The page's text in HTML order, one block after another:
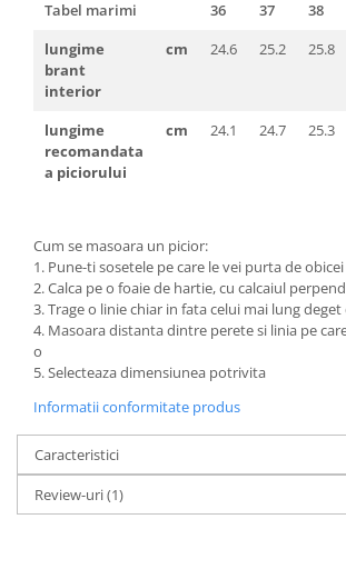
Tricouri polo
Veste de lucru
Tabel marimi 36 37 38
lungime
brant
interior
cm 24.6 25.2 25.8
lungime
recomandata
a piciorului
cm 24.1 24.7 25.3
Cum se masoara un picior:
1. Pune-ti sosetele pe care le vei purta de
2. Calca pe o foaie de hartie, cu calcaiul
3. Trage o linie chiar in fata celui mai lung
4. Masoara distanta dintre perete si linia pe
o
5. Selecteaza dimensiunea potrivita
Informatii conformitate produs
Caracteristici
Review-uri(1)